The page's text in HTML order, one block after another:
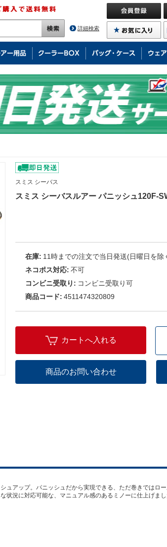
詳細検索
スミス シーバス
スミス シーバスルアー パニッシュ120F-
在庫: 11時までの注文で当日発送(日曜日を除
ネコポス対応: 不可
コンビニ受取り: コンビニ受取り可
商品コード: 4511474320809
カートへ入れる
商品のお問い合わせ
ュアップ。パニッシュだから実現できる、ただ巻きではロ
状況に対応可能な、マニュアル感のあるミノーに仕上げま